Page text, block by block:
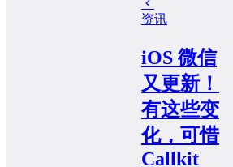
资讯
iOS 微信
又更新！
有这些变
化，可惜
Callkit